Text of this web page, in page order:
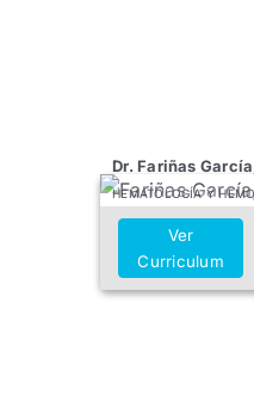
Dr. Fariñas
HEMATOLOGÍA Y
Ver
Curriculum